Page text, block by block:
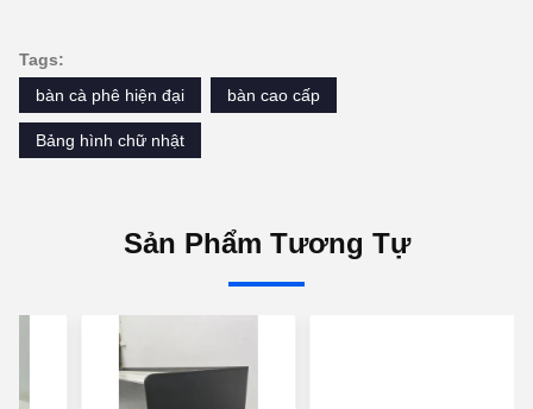
Tags:
bàn cà phê hiện đại
bàn cao cấp
Bảng hình chữ nhật
Sản Phẩm Tương Tự